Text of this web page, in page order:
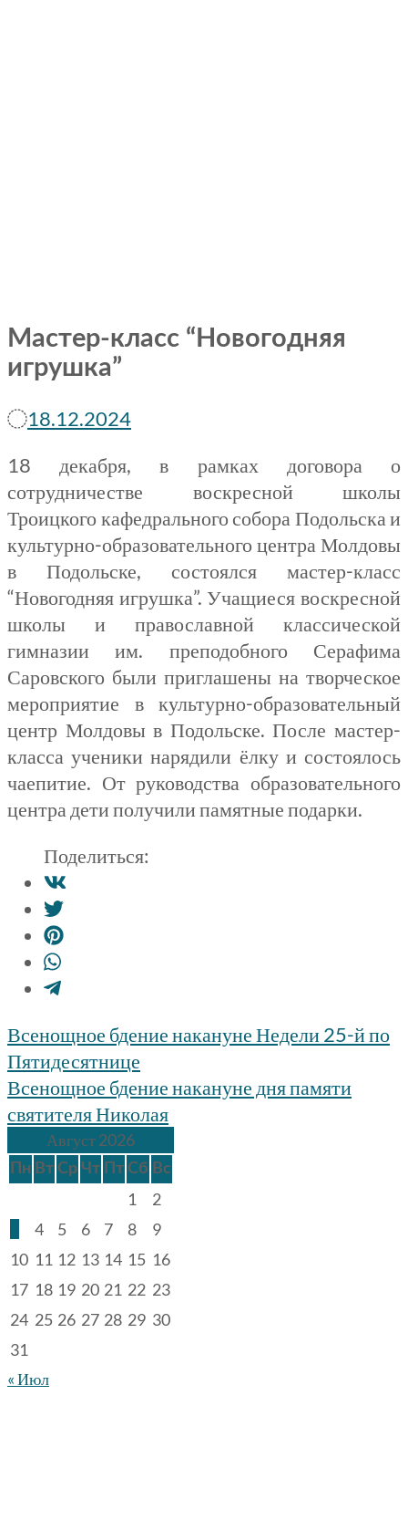
Мастер-класс “Новогодняя
игрушка”
18.12.2024
18 декабря, в рамках договора о
сотрудничестве воскресной школы
Троицкого кафедрального собора Подольска и
культурно-образовательного центра Молдовы
в Подольске, состоялся мастер-класс
“Новогодняя игрушка”. Учащиеся воскресной
школы и православной классической
гимназии им. преподобного Серафима
Саровского были приглашены на творческое
мероприятие в культурно-образовательный
центр Молдовы в Подольске. После мастер-
класса ученики нарядили ёлку и состоялось
чаепитие. От руководства образовательного
центра дети получили памятные подарки.
Поделиться:
Навигация
по
записям
Всенощное бдение накануне Недели 25-й по
Пятидесятнице
Всенощное бдение накануне дня памяти
святителя Николая
Август 2026
Пн Вт Ср Чт Пт Сб Вс
1
2
4 5 6 7 8
9
10 11 12 13 14 15 16
17 18 19 20 21 22 23
24 25 26 27 28 29 30
31
« Июл